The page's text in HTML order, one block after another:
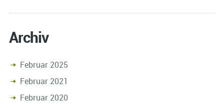
Archiv
Februar 2025
Februar 2021
Februar 2020